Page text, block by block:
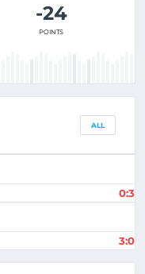
-24
POINTS
ALL
0:3
3:0